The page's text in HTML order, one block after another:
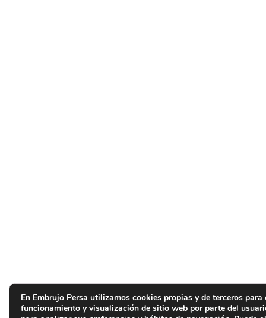
En Embrujo Persa utilizamos cookies propias y de terceros para
funcionamiento y visualización de sitio web por parte del